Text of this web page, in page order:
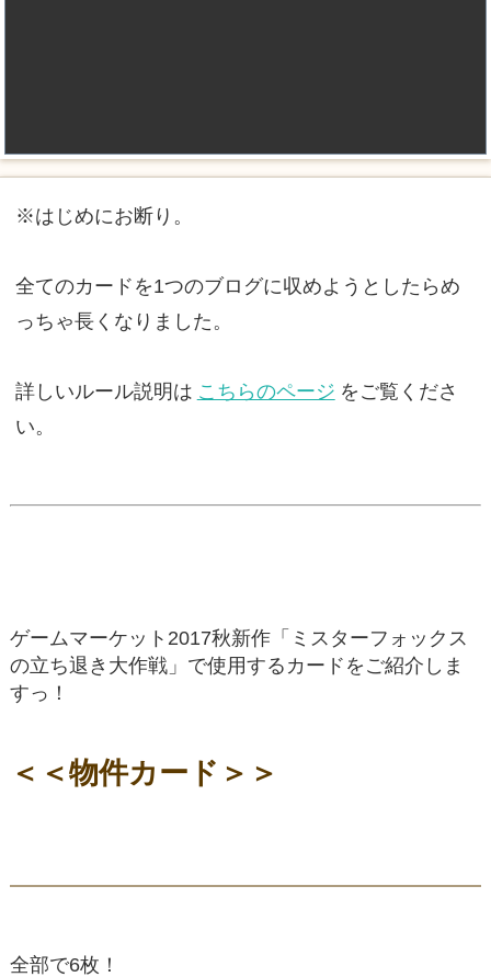
※はじめにお断り。
全てのカードを1つのブログに収めようとしたらめ
っちゃ長くなりました。
詳しいルール説明は こちらのページ をご覧くださ
い。
ゲームマーケット2017秋新作「ミスターフォックス
の立ち退き大作戦」で使用するカードをご紹介しま
すっ！
＜＜物件カード＞＞
全部で6枚！